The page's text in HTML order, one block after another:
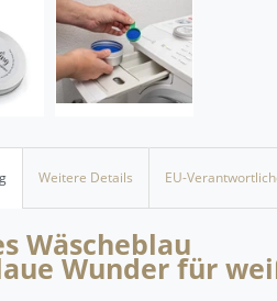
Weitere Details EU-
Wäscheblau
Wunder für